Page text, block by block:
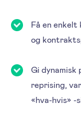
Få en
og
Gi
reprising,
«hva-hvis» -